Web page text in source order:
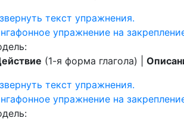
текст упражнения.
упражнение на
(1-я форма глагола) |
текст упражнения.
упражнение на